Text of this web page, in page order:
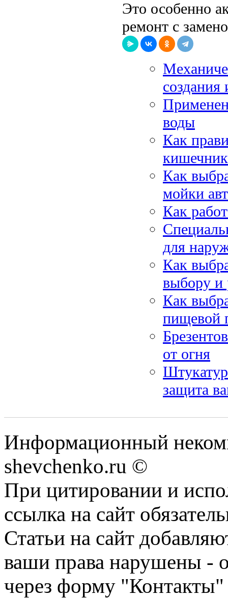
Это особенно
ремонт с
создания
воды
Как
Как
мойки
Как
для
Как
выбору
Как
пищевой
от огня
защита
Информационный
shevchenko.ru ©
При цитировании и
ссылка на сайт
Статьи на сайт
ваши права нарушены -
через форму "Контакты"